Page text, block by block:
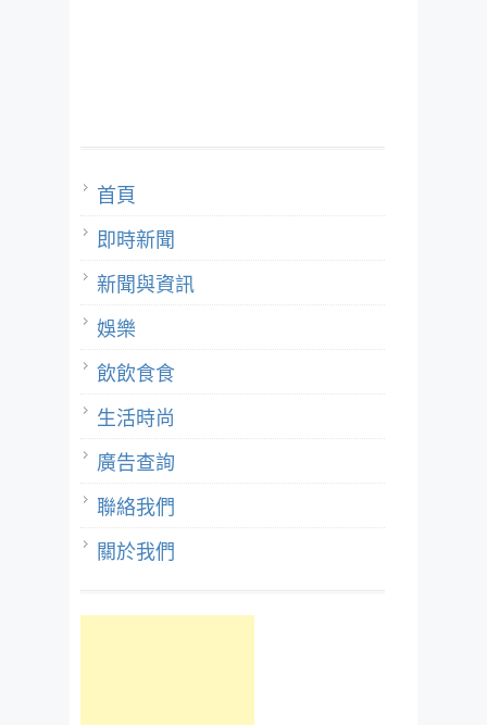
首頁
即時新聞
新聞與資訊
娛樂
飲飲食食
生活時尚
廣告查詢
聯絡我們
關於我們